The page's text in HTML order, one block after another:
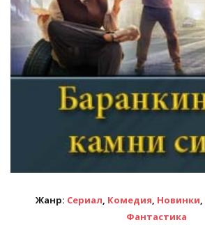
Жанр: Сериал, Комедия, Новинки,
Фантастика